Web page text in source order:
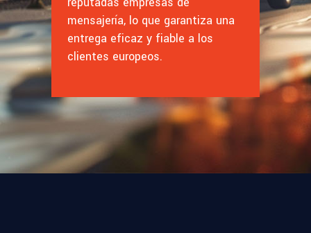
mensajería, lo que garantiza una
entrega eficaz y fiable a los
clientes europeos.